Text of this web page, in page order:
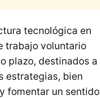
tecnológica en
trabajo voluntario
plazo, destinados a
estrategias, bien
fomentar un sentido